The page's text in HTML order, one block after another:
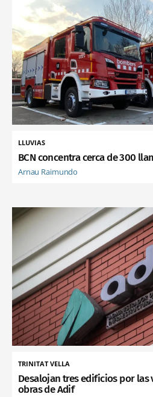
LLUVIAS
BCN concentra cerca de 300
Arnau Raimundo
TRINITAT VELLA
Desalojan tres edificios por las
obras de Adif